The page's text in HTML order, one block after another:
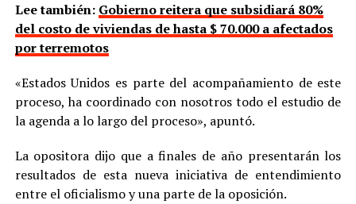
Lee también: Gobierno reitera que subsidiará 80%
del costo de viviendas de hasta $ 70.000 a afectados
por terremotos
«Estados Unidos es parte del acompañamiento de este
proceso, ha coordinado con nosotros todo el estudio de
la agenda a lo largo del proceso», apuntó.
La opositora dijo que a finales de año presentarán los
resultados de esta nueva iniciativa de entendimiento
entre el oficialismo y una parte de la oposición.